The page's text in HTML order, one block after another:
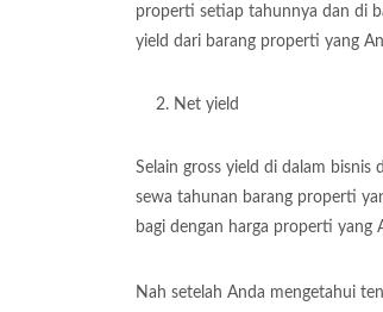
properti setiap tahunnya dan di
yield dari barang properti yang
Net yield
Selain gross yield di dalam
sewa tahunan barang properti
bagi dengan harga properti yang
Nah setelah Anda mengetahui